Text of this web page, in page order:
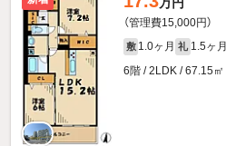
（管理費15,000円）
敷 1.0ヶ月 礼 1.5ヶ月
6階 / 2LDK / 67.15㎡